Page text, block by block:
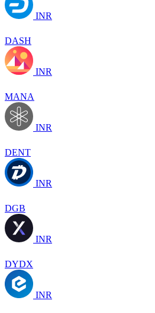
INR
DASH
INR
MANA
INR
DENT
INR
DGB
INR
DYDX
INR